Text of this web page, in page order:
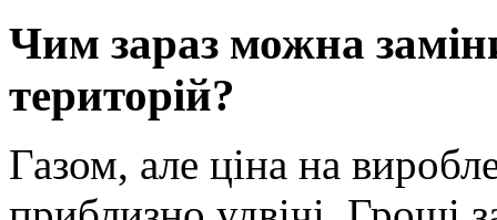
Чим зараз можна
територій?
Газом, але ціна на